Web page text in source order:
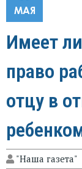
МАЯ
Имеет ли
право
отцу в
"Наша газета"